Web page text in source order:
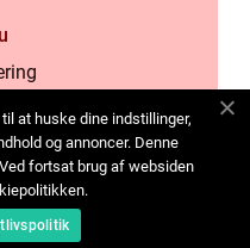
oss
at huske dine indstillinger,
og annoncer. Denne
fortsat brug af websiden